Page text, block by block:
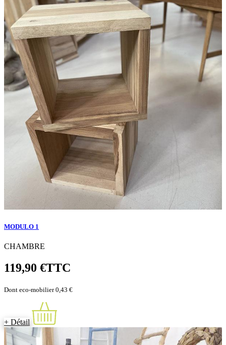
MODULO 1
CHAMBRE
119,90 €TTC
Dont eco-mobilier 0,43 €
+ Détail